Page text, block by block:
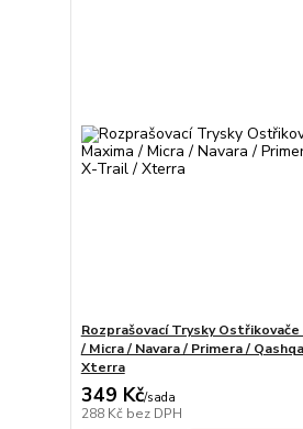
Rozprašovací Trysky Ostřikovače
/ Micra / Navara / Primera /
Xterra
349 Kč/sada
288 Kč bez DPH